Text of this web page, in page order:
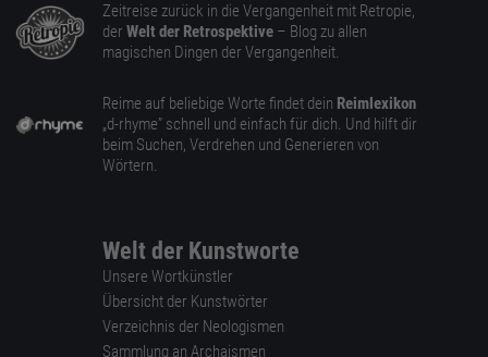
Zeitreise zurück in die Vergangenheit mit Retropie,
der Welt der Retrospektive – Blog zu allen
magischen Dingen der Vergangenheit.
Reime auf beliebige Worte findet dein Reimlexikon
„d-rhyme” schnell und einfach für dich. Und hilft dir
beim Suchen, Verdrehen und Generieren von
Wörtern.
Welt der Kunstworte
Unsere Wortkünstler
Übersicht der Kunstwörter
Verzeichnis der Neologismen
Sammlung an Archaismen